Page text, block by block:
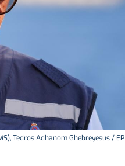
Tedros Adhanom Ghebreyesus / EP